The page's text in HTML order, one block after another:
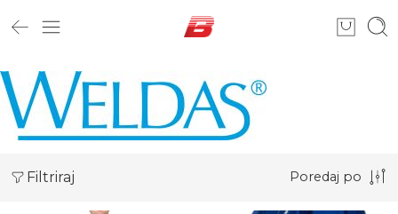
Filtriraj Poredaj po